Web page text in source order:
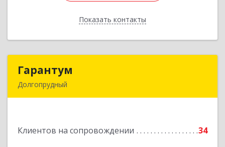
Показать контакты
Назад
Гарантум
Долгопрудный
Клиентов на сопровождении 34
Подробнее